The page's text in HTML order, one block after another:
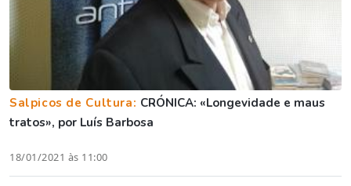
Salpicos de Cultura: CRÓNICA: «Longevidade e maus
tratos», por Luís Barbosa
18/01/2021 às 11:00